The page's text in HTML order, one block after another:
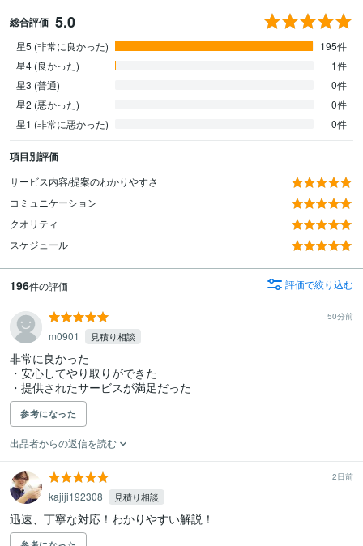
総合評価 5.0
星5 (非常に良かった)
195件
星4 (良かった)
1件
星3 (普通)
0件
星2 (悪かった)
0件
星1 (非常に悪かった)
0件
項目別評価
サービス内容/提案のわかりやすさ
コミュニケーション
クオリティ
スケジュール
196件の評価 評価で絞り込む
50分前
m0901 見積り相談
非常に良かった
・安心してやり取りができた
・提供されたサービスが満足だった
参考になった
出品者からの返信を読む
2日前
kajiji192308 見積り相談
迅速、丁寧な対応！わかりやすい解説！